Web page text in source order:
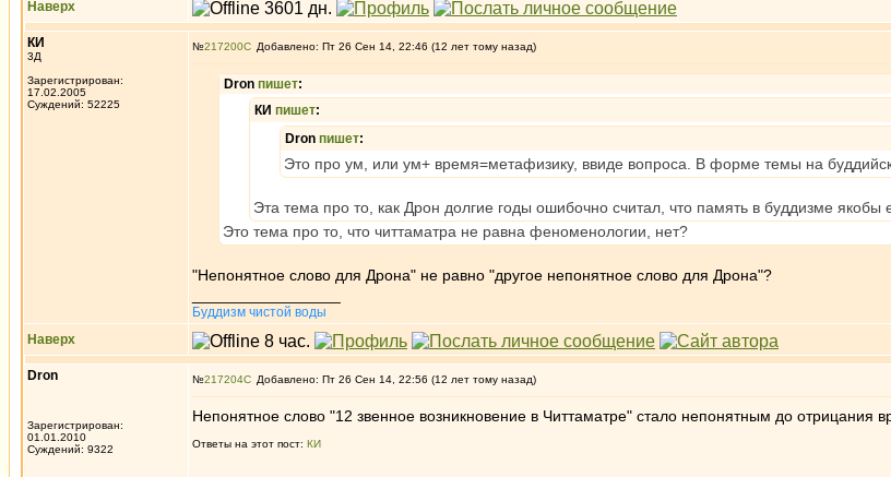
Наверх
КИ
3Д
Зарегистрирован:
17.02.2005
Суждений: 52225
№217200 Добавлено: Пт 26 Сен 14, 22:46 (12 лет тому назад)
Dron пишет:
КИ пишет:
Dron пишет:
Это про ум, или ум+ время=метафизику, ввиде вопроса. В форме темы на
Эта тема про то, как Дрон долгие годы ошибочно считал, что память в буддизме
Это тема про то, что читтаматра не равна феноменологии, нет?
"Непонятное слово для Дрона" не равно "другое непонятное слово для Дрона"?
Буддизм чистой воды
Наверх
Dron
Зарегистрирован:
01.01.2010
Суждений: 9322
№217204 Добавлено: Пт 26 Сен 14, 22:56 (12 лет тому назад)
Непонятное слово "12 звенное возникновение в Читтаматре" стало непонятным до отрицания
Ответы на этот пост: КИ